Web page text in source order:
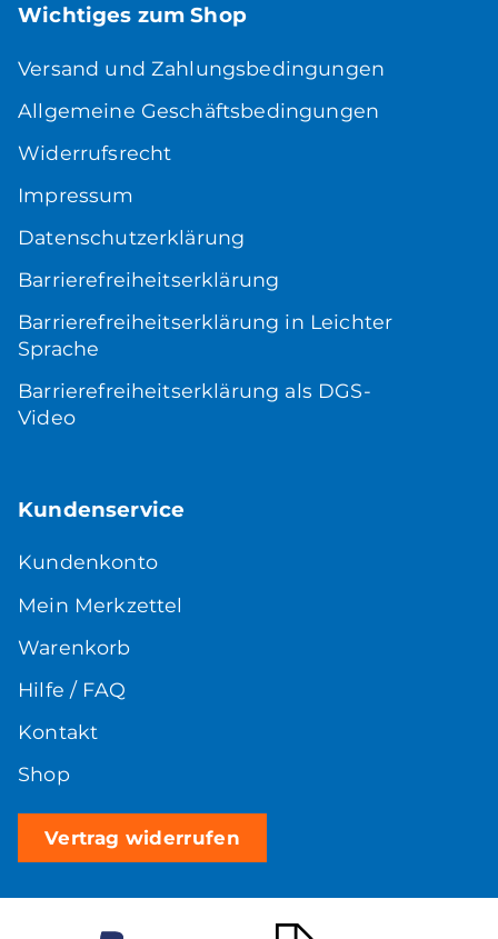
Wichtiges zum Shop
Versand und Zahlungsbedingungen
Allgemeine Geschäftsbedingungen
Widerrufsrecht
Impressum
Datenschutzerklärung
Barrierefreiheitserklärung
Barrierefreiheitserklärung in Leichter
Sprache
Barrierefreiheitserklärung als DGS-
Video
Kundenservice
Kundenkonto
Mein Merkzettel
Warenkorb
Hilfe / FAQ
Kontakt
Shop
Vertrag widerrufen